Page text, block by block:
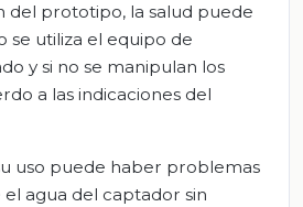
del prototipo, la salud puede
se utiliza el equipo de
y si no se manipulan los
a las indicaciones del
uso puede haber problemas
el agua del captador sin